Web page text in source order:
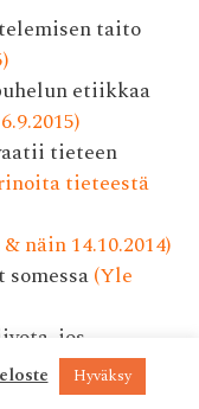
taito
etiikkaa
tieteen
tieteestä
näin 14.10.2014)
(Yle
jos
KuvalehtiHyväksy